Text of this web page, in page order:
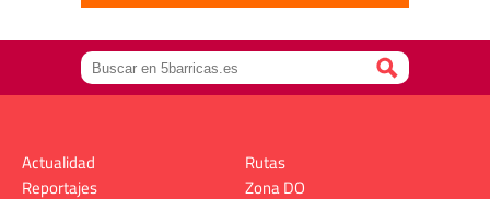
Actualidad
Reportajes
Rutas
Zona DO